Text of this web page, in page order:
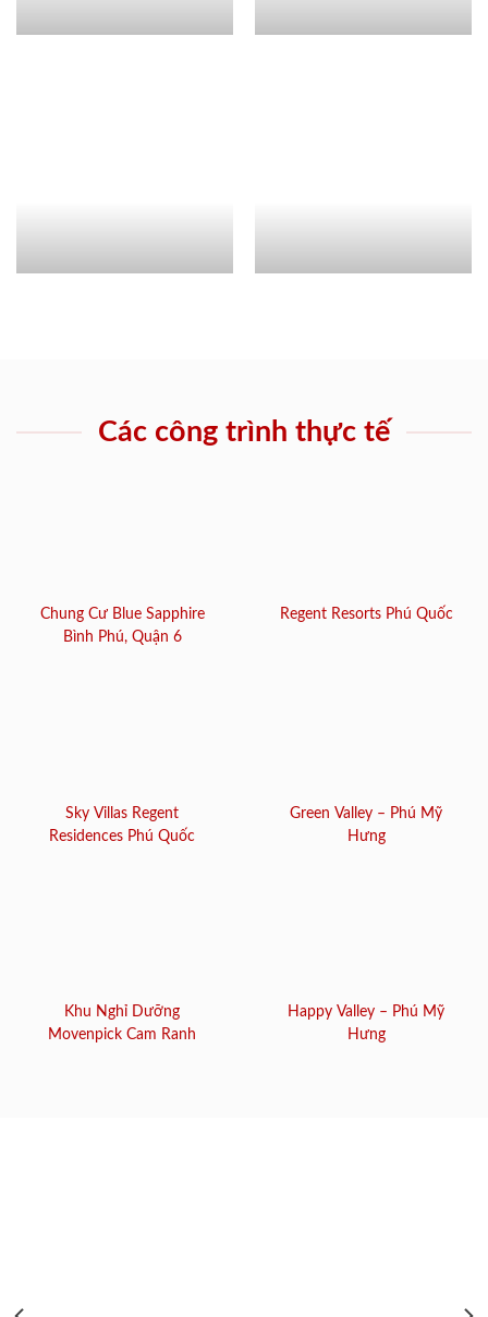
Các công trình thực tế
Chung Cư Blue Sapphire
Bình Phú, Quận 6
Regent Resorts Phú Quốc
Sky Villas Regent
Residences Phú Quốc
Green Valley – Phú Mỹ
Hưng
Khu Nghỉ Dưỡng
Movenpick Cam Ranh
Happy Valley – Phú Mỹ
Hưng